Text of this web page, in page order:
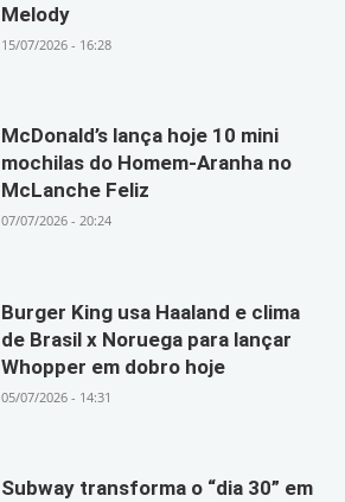
Melody
15/07/2026 - 16:28
McDonald’s lança hoje 10 mini
mochilas do Homem-Aranha no
McLanche Feliz
07/07/2026 - 20:24
Burger King usa Haaland e clima
de Brasil x Noruega para lançar
Whopper em dobro hoje
05/07/2026 - 14:31
Subway transforma o “dia 30” em